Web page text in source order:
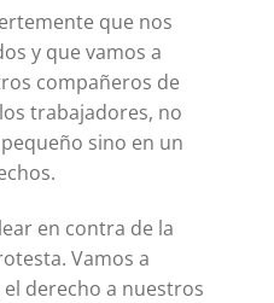
que nos
y que vamos a
compañeros de
trabajadores, no
sino en un
en contra de la
Vamos a
derecho a nuestros